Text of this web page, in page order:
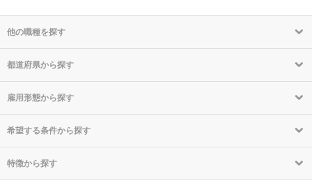
他の職種を探す
都道府県から探す
雇用形態から探す
希望する条件から探す
特徴から探す